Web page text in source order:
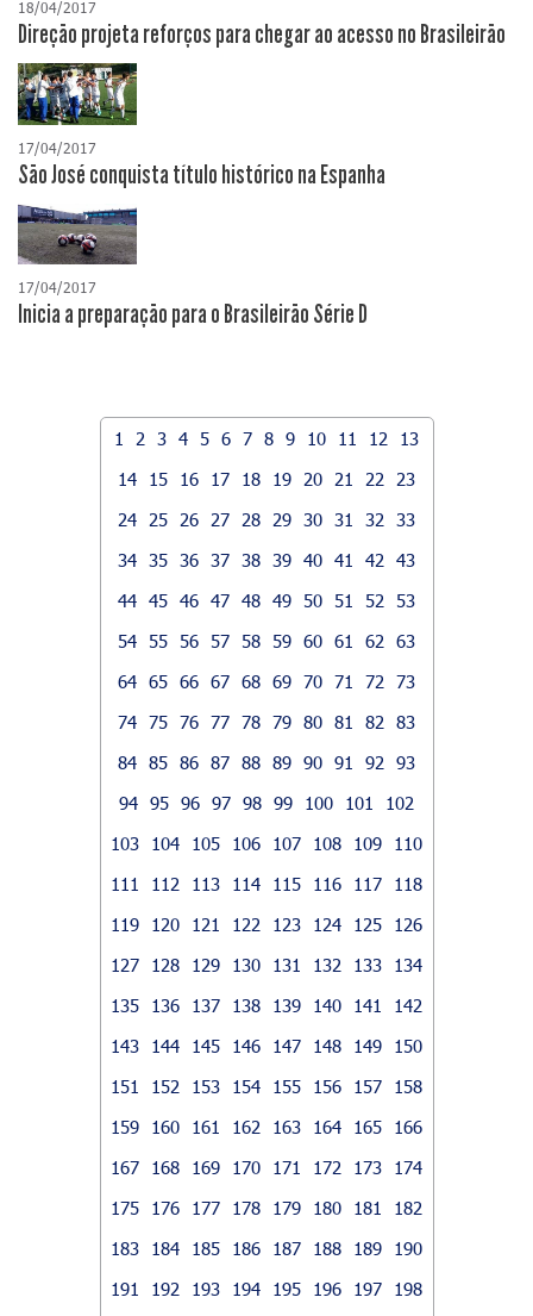
18/04/2017
Direção projeta reforços para chegar ao acesso no Brasileirão
17/04/2017
São José conquista título histórico na Espanha
17/04/2017
Inicia a preparação para o Brasileirão Série D
1 2 3 4 5 6 7 8 9 10 11 12
13
14
15 16 17 18 19 20 21 22
23
24
25 26 27 28 29 30 31 32
33
34 35 36 37 38 39 40 41 42
43
44 45 46 47 48 49 50 51 52
53
54 55 56 57 58 59 60 61 62
63
64 65 66 67 68 69 70 71 72
73
74 75 76 77 78 79 80 81 82
83
84 85 86 87 88 89 90 91 92
93
94 95 96 97 98 99 100 101
102
103
104 105 106 107 108 109
110
111
112 113 114 115 116 117
118
119
120 121 122 123 124 125
126
127
128 129 130 131 132 133
134
135
136 137 138 139 140 141
142
143
144 145 146 147 148 149
150
151
152 153 154 155 156 157
158
159
160 161 162 163 164 165
166
167
168 169 170 171 172 173
174
175
176 177 178 179 180 181
182
183
184 185 186 187 188 189
190
191
192 193 194 195 196 197
198